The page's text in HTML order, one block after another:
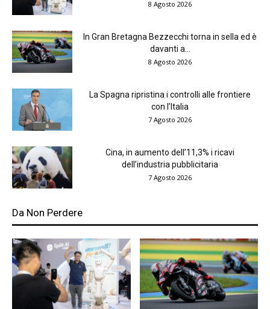
8 Agosto 2026
In Gran Bretagna Bezzecchi torna in sella ed è
davanti a...
8 Agosto 2026
La Spagna ripristina i controlli alle frontiere
con l’Italia
7 Agosto 2026
Cina, in aumento dell’11,3% i ricavi
dell’industria pubblicitaria
7 Agosto 2026
Da Non Perdere